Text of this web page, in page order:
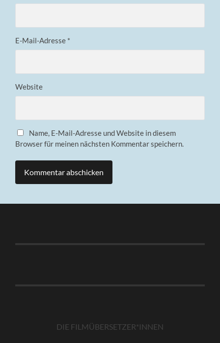
E-Mail-Adresse *
Website
Name, E-Mail-Adresse und Website in diesem
Browser für meinen nächsten Kommentar speichern.
DIE FILMÜBERSETZER*INNEN